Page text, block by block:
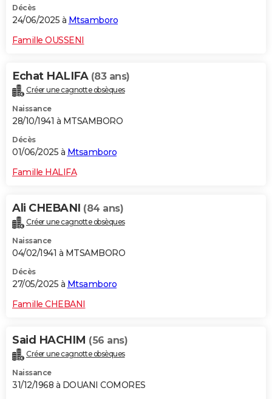
Décès
24/06/2025 à Mtsamboro
Famille OUSSENI
Echat HALIFA (83 ans)
Créer une cagnotte obsèques
Naissance
28/10/1941 à MTSAMBORO
Décès
01/06/2025 à Mtsamboro
Famille HALIFA
Ali CHEBANI (84 ans)
Créer une cagnotte obsèques
Naissance
04/02/1941 à MTSAMBORO
Décès
27/05/2025 à Mtsamboro
Famille CHEBANI
Said HACHIM (56 ans)
Créer une cagnotte obsèques
Naissance
31/12/1968 à DOUANI COMORES